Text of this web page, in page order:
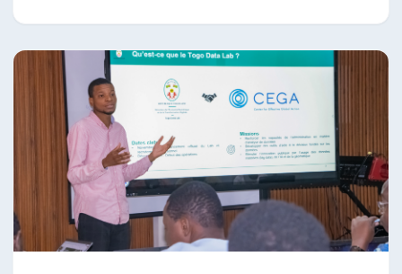
Lomé pour soutenir le déploiement de projets […]